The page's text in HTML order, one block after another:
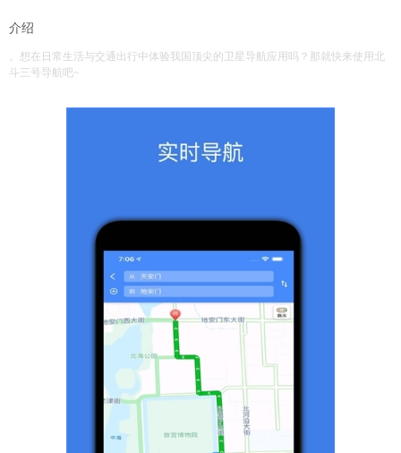
介绍
。想在日常生活与交通出行中体验我国顶尖的卫星导航应用吗？那就快来使用北
斗三号导航吧~